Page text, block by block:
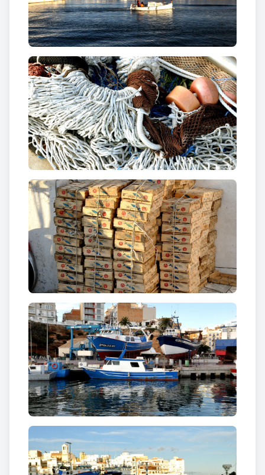
coneguda com la Cala, començà essent un petit
nucli de famílies marineres que pertanyia al
municipi del Perelló. Ja el 1891 fou constituïda la
sevaConfraria de Pescadors, amb el nom de
Societat de Sant Pere. Actualment la Confraria
administra la subhasta i és l’encarregada de cobrar
al comprador i de pagar al pescador.
La pescaha estat tradicionalmentl’eix
vertebrador de l’economiadel municipi, activitat
turisme. A l’antiga llotja s’ha ubicat elCentre
d’Interpretació de la Pesca (CIP)on
s’interaccionen ambdós motors econòmics de la
població, i es treballa per al compromís amb la
preservació del medi ambient i per a la recuperació
de la història i les tradicions.
Des de 1920, any que es construí el moll, la llotja i
l’escar,la flota pesquera de l’Ametlla de Mar ha
anat creixent fins a convertir-se en una de les
més importants de Catalunya. Actualment,
l’Ametlla de Mardisposa d’embarcacions
d’arrossegament, de tresmall, de cèrcol i de
tonyineres. Pel que fa a la tonyina roja l’Ametlla
compta amb un teixit empresarial dedicat a la
pesca, cria i comercialització.
Curiositats